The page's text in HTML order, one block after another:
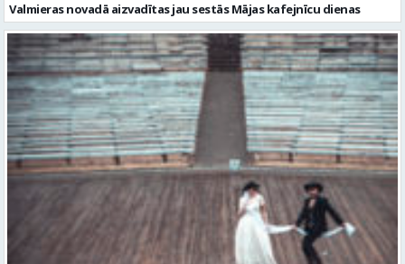
Valmieras novadā aizvadītas jau sestās Mājas kafejnīcu dienas